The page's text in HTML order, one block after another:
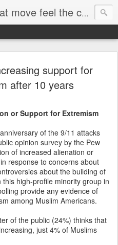
Culture Move: Legs that move feel the chain
support for
after 10 years
or Support for Extremism
of the 9/11 attacks
opinion survey by the Pew
of increased alienation or
response to concerns about
about the building of
high-profile minority group in
provide any evidence of
among Muslim Americans.
of the public (24%) thinks that
just 4% of Muslims